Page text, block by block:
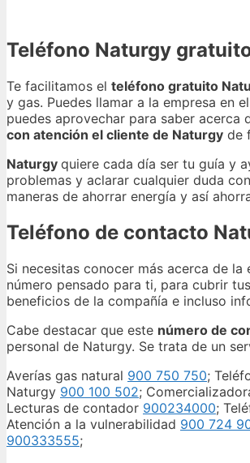
Teléfono Naturgy
Te facilitamos el teléfono gratuito
y gas. Puedes llamar a la empresa en
puedes aprovechar para saber acerca
con atención el cliente de Naturgy de
Naturgy quiere cada día ser tu guía y
problemas y aclarar cualquier duda
maneras de ahorrar energía y así
Teléfono de contacto
Si necesitas conocer más acerca de
número pensado para ti, para cubrir
beneficios de la compañía e incluso
Cabe destacar que este número de
personal de Naturgy. Se trata de un
Averías gas natural 900 750 750;
Naturgy 900 100 502;
Lecturas de contador 900234000;
Atención a la vulnerabilidad 900 724
900333555;